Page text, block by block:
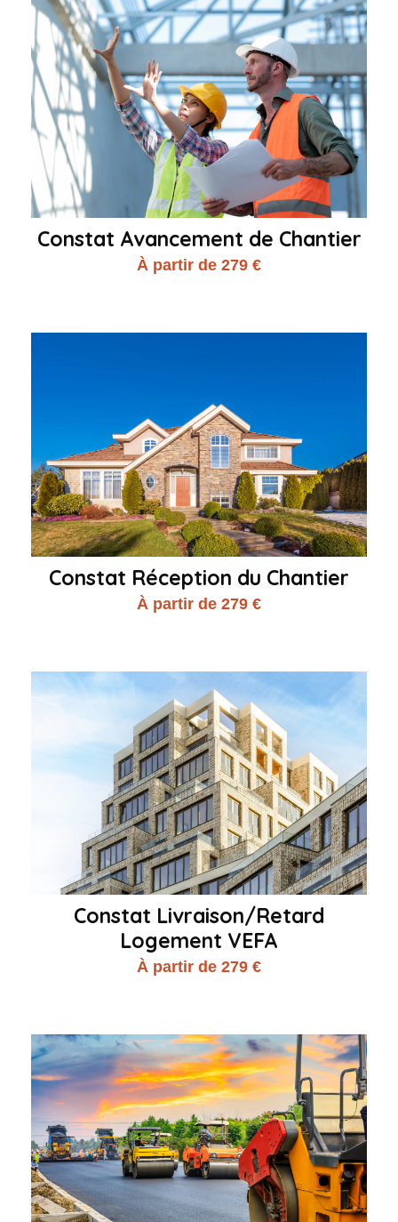
Constat Avancement de Chantier
À partir de 279 €
Constat Réception du Chantier
À partir de 279 €
Constat Livraison/Retard
Logement VEFA
À partir de 279 €